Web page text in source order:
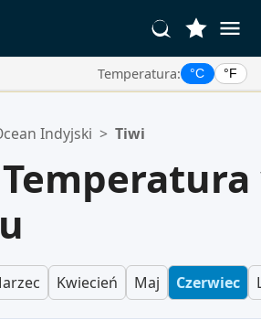
Temperatura: °C °F
jest pusta.
Indyjski > Tiwi
Kwiecień Maj Czerwiec